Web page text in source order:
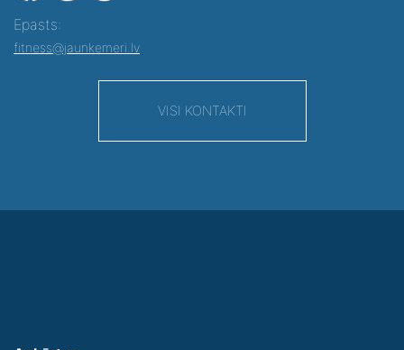
Epasts:
fitness@jaunkemeri.lv
VISI KONTAKTI